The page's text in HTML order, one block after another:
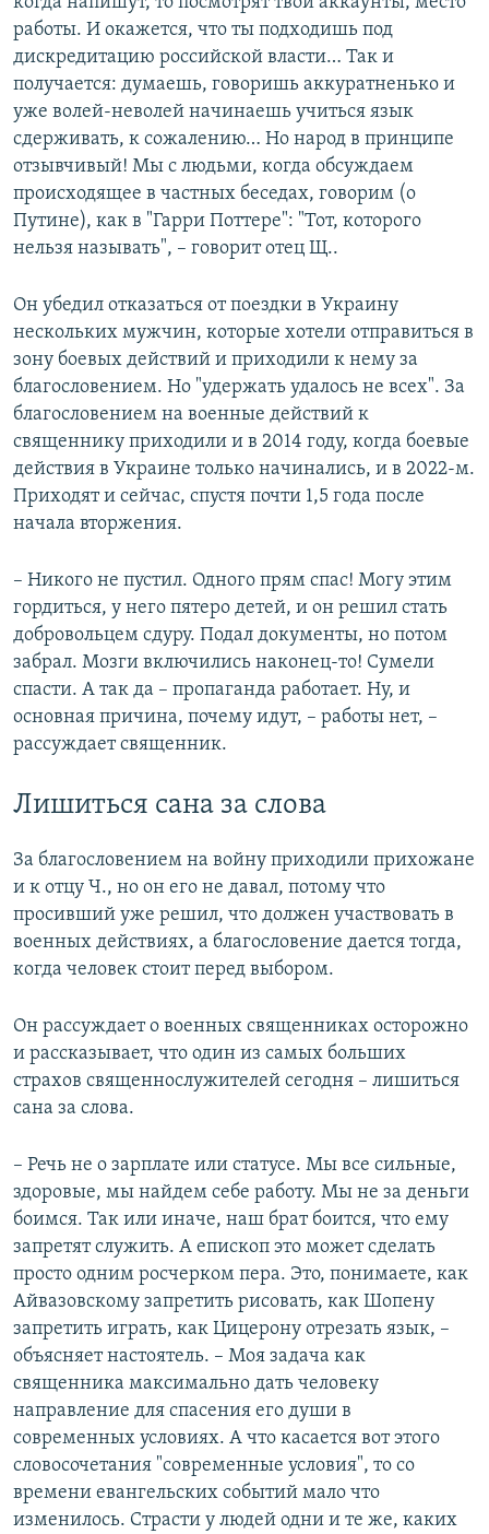
работы. И окажется, что ты подходишь под
дискредитацию российской власти… Так и
получается: думаешь, говоришь аккуратненько и
уже волей-неволей начинаешь учиться язык
сдерживать, к сожалению… Но народ в принципе
отзывчивый! Мы с людьми, когда обсуждаем
происходящее в частных беседах, говорим (о
Путине), как в "Гарри Поттере": "Тот, которого
нельзя называть", – говорит отец Щ..
Он убедил отказаться от поездки в Украину
нескольких мужчин, которые хотели отправиться в
зону боевых действий и приходили к нему за
благословением. Но "удержать удалось не всех". За
благословением на военные действий к
священнику приходили и в 2014 году, когда боевые
действия в Украине только начинались, и в 2022-м.
Приходят и сейчас, спустя почти 1,5 года после
начала вторжения.
– Никого не пустил. Одного прям спас! Могу этим
гордиться, у него пятеро детей, и он решил стать
добровольцем сдуру. Подал документы, но потом
забрал. Мозги включились наконец-то! Сумели
спасти. А так да – пропаганда работает. Ну, и
основная причина, почему идут, – работы нет, –
рассуждает священник.
Лишиться сана за слова
За благословением на войну приходили прихожане
и к отцу Ч., но он его не давал, потому что
просивший уже решил, что должен участвовать в
военных действиях, а благословение дается тогда,
когда человек стоит перед выбором.
Он рассуждает о военных священниках осторожно
и рассказывает, что один из самых больших
страхов священнослужителей сегодня – лишиться
сана за слова.
– Речь не о зарплате или статусе. Мы все сильные,
здоровые, мы найдем себе работу. Мы не за деньги
боимся. Так или иначе, наш брат боится, что ему
запретят служить. А епископ это может сделать
просто одним росчерком пера. Это, понимаете, как
Айвазовскому запретить рисовать, как Шопену
запретить играть, как Цицерону отрезать язык, –
объясняет настоятель. – Моя задача как
священника максимально дать человеку
направление для спасения его души в
современных условиях. А что касается вот этого
словосочетания "современные условия", то со
времени евангельских событий мало что
изменилось. Страсти у людей одни и те же, каких